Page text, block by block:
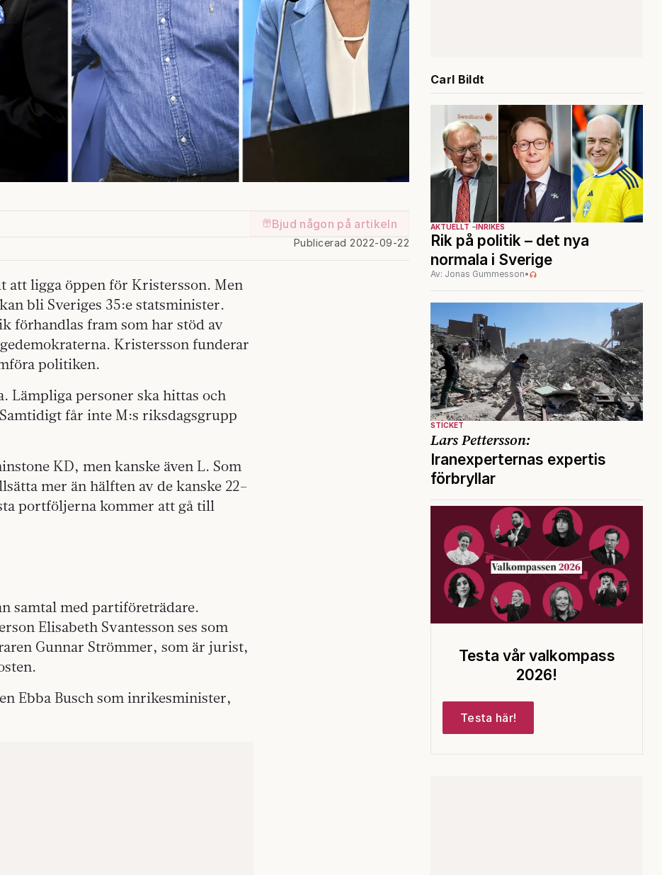
Bjud någon på artikeln
Publicerad 2022-09-22
att ligga öppen för Kristersson. Men
bli Sveriges 35:e statsminister.
förhandlas fram som har stöd av
Kristersson funderar
politiken.
Lämpliga personer ska hittas och
får inte M:s riksdagsgrupp
KD, men kanske även L. Som
mer än hälften av de kanske 22–
portföljerna kommer att gå till
samtal med partiföreträdare.
Elisabeth Svantesson ses som
Gunnar Strömmer, som är jurist,
Ebba Busch som inrikesminister,
Carl Bildt
AKTUELLT INRIKES
Rik på politik – det nya
normala i Sverige
Av: Jonas Gummesson•
STICKET
Lars Pettersson:
Iranexperternas expertis
förbryllar
Testa vår valkompass
2026!
Testa här!